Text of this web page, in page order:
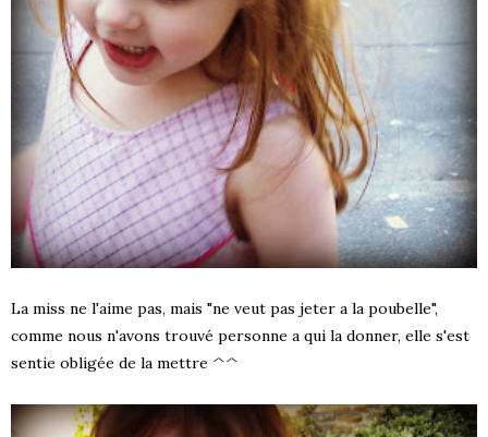
La miss ne l'aime pas, mais "ne veut pas jeter a la poubelle",
comme nous n'avons trouvé personne a qui la donner, elle s'est
sentie obligée de la mettre ^^